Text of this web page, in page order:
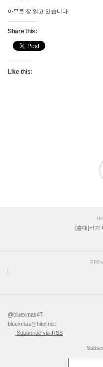
아무튼 잘 읽고 있습니다.
Share this:
Like this:
[홍대]버거
@bluexmas47
bluexmas@hitel.net
Subscribe via RSS